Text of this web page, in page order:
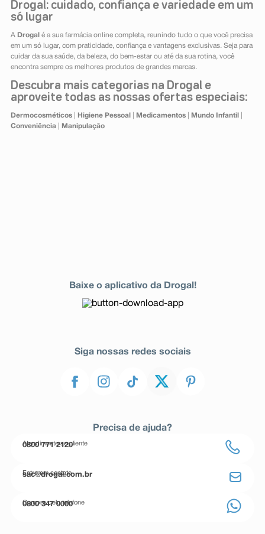
Drogal: cuidado, confiança e variedade em um
só lugar
A Drogal é a sua farmácia online completa, reunindo tudo o que você precisa
em um só lugar, com praticidade, confiança e vantagens exclusivas. Seja para
cuidar da sua saúde, da beleza, do bem-estar ou até da sua rotina, você
encontra sempre os melhores produtos de grandes marcas.
Descubra mais categorias na Drogal e
aproveite todas as nossas ofertas especiais:
Dermocosméticos| Higiene Pessoal Medicamentos| Mundo Infantil
Conveniência| Manipulação
Baixe o aplicativo da Drogal!
Siga nossas redes sociais
Precisa de ajuda?
Atendimento ao cliente
0800 771 2120
Entre em contato
sac@drogal.com.br
Compre pelo telefone
0800 347 0000